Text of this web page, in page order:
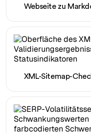
Webseite zu
XML-Sitemap-